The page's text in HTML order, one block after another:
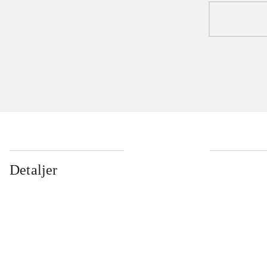
Detaljer